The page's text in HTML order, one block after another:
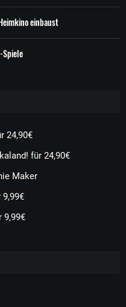
einbaust
Spiele
24,90€
für 24,90€
Maker
9,99€